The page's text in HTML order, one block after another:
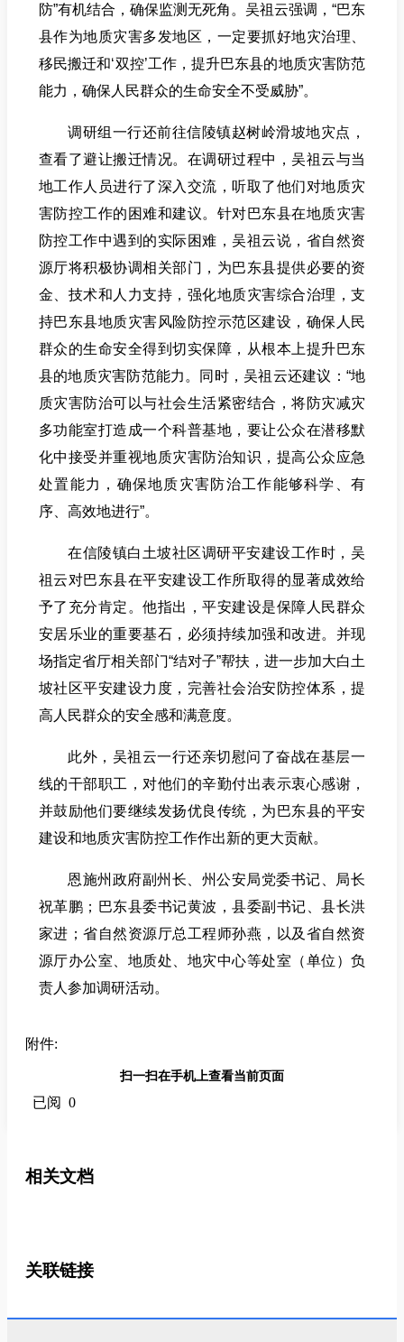
防”有机结合，确保监测无死角。吴祖云强调，“巴东
县作为地质灾害多发地区，一定要抓好地灾治理、
移民搬迁和‘双控’工作，提升巴东县的地质灾害防范
能力，确保人民群众的生命安全不受威胁”。
调研组一行还前往信陵镇赵树岭滑坡地灾点，
查看了避让搬迁情况。在调研过程中，吴祖云与当
地工作人员进行了深入交流，听取了他们对地质灾
害防控工作的困难和建议。针对巴东县在地质灾害
防控工作中遇到的实际困难，吴祖云说，省自然资
源厅将积极协调相关部门，为巴东县提供必要的资
金、技术和人力支持，强化地质灾害综合治理，支
持巴东县地质灾害风险防控示范区建设，确保人民
群众的生命安全得到切实保障，从根本上提升巴东
县的地质灾害防范能力。同时，吴祖云还建议：“地
质灾害防治可以与社会生活紧密结合，将防灾减灾
多功能室打造成一个科普基地，要让公众在潜移默
化中接受并重视地质灾害防治知识，提高公众应急
处置能力，确保地质灾害防治工作能够科学、有
序、高效地进行”。
在信陵镇白土坡社区调研平安建设工作时，吴
祖云对巴东县在平安建设工作所取得的显著成效给
予了充分肯定。他指出，平安建设是保障人民群众
安居乐业的重要基石，必须持续加强和改进。并现
场指定省厅相关部门“结对子”帮扶，进一步加大白土
坡社区平安建设力度，完善社会治安防控体系，提
高人民群众的安全感和满意度。
此外，吴祖云一行还亲切慰问了奋战在基层一
线的干部职工，对他们的辛勤付出表示衷心感谢，
并鼓励他们要继续发扬优良传统，为巴东县的平安
建设和地质灾害防控工作作出新的更大贡献。
恩施州政府副州长、州公安局党委书记、局长
祝革鹏；巴东县委书记黄波，县委副书记、县长洪
家进；省自然资源厅总工程师孙燕，以及省自然资
源厅办公室、地质处、地灾中心等处室（单位）负
责人参加调研活动。
附件:
扫一扫在手机上查看当前页面
已阅 0
相关文档
关联链接